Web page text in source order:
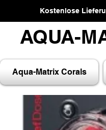
Kostenlose
AQUA-
AQUA-
Aqua-Matrix Corals